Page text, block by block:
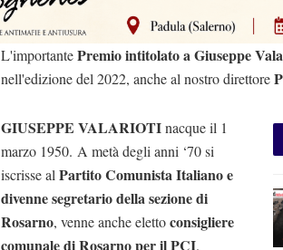
L'importantePremio intitolato a Giuseppe
nell'edizione del 2022, anche al nostro direttore
GIUSEPPE VALARIOTInacque il 1
marzo 1950. A metà degli anni ‘70 si
iscrisse alPartito Comunista Italiano e
divenne segretario della sezione di
Rosarno, venne anche elettoconsigliere
comunale di Rosarno per il PCI.